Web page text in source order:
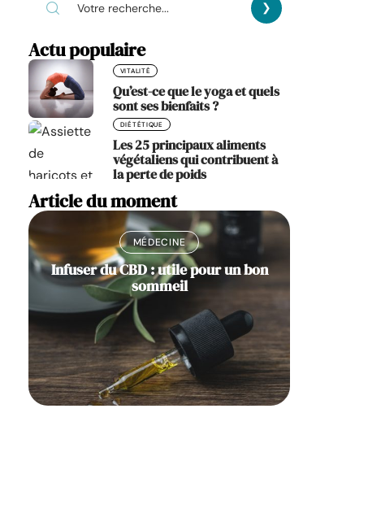
Actu populaire
VITALITÉ
Qu’est-ce que le yoga et quels
sont ses bienfaits ?
DIÉTÉTIQUE
Les 25 principaux aliments
végétaliens qui contribuent à
la perte de poids
Article du moment
MÉDECINE
Infuser du CBD : utile pour un bon
sommeil